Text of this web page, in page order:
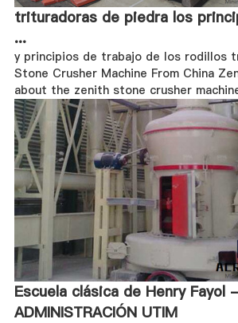
trituradoras de piedra los
...
y principios de trabajo de los rodillos
Stone Crusher Machine From China
about the zenith stone crusher
Escuela clásica de Henry Fayol -
ADMINISTRACIÓN UTIM